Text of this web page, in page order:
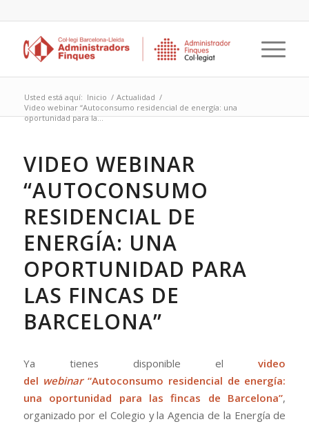
Usted está aquí: Inicio / Actualidad /
Video webinar “Autoconsumo residencial de energía: una
oportunidad para la...
VIDEO WEBINAR
“AUTOCONSUMO
RESIDENCIAL DE
ENERGÍA: UNA
OPORTUNIDAD PARA
LAS FINCAS DE
BARCELONA”
Ya tienes disponible elvideo
del webinar“Autoconsumo residencial de energía:
una oportunidad para las fincas de Barcelona”,
organizado por el Colegio y la Agencia de la Energía de